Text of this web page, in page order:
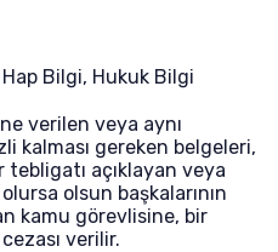
Hap Bilgi, Hukuk Bilgi
verilen veya aynı
kalması gereken belgeleri,
açıklayan veya
olsun başkalarının
kamu görevlisine, bir
verilir.